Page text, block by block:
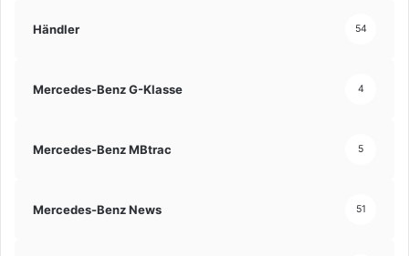
Händler 54
Mercedes-Benz G-Klasse 4
Mercedes-Benz MBtrac 5
Mercedes-Benz News 51